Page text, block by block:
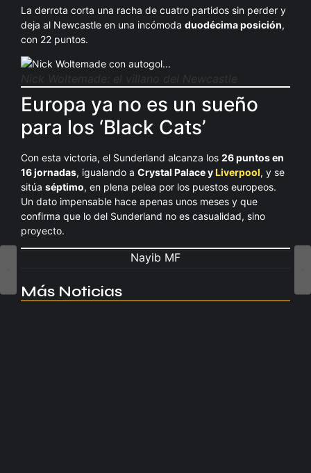
La derrota corta una racha de cuatro partidos sin perder y
deja al Newcastle en una incómoda duodécima posición,
con 22 puntos.
Nick Woltemade: el villano del Newcastle
Europa ya no es un sueño
para los ‘Black Cats’
Con esta victoria, el Sunderland alcanza los 26 puntos en
16 jornadas, igualando a Crystal Palace yLiverpool, y se
sitúa séptimo, en plena pelea por los puestos europeos.
Un dato impensable hace apenas unos meses y que
confirma que lo del Sunderland no es casualidad, sino
proyecto.
Nayib MF
Más Noticias